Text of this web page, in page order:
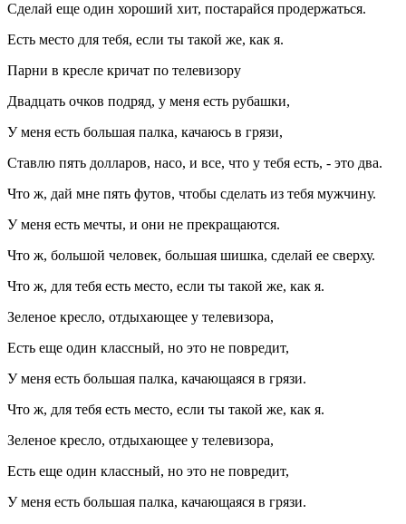
Сделай еще один хороший хит, постарайся продержаться.
Есть место для тебя, если ты такой же, как я.
Парни в кресле кричат по телевизору
Двадцать очков подряд, у меня есть рубашки,
У меня есть большая палка, качаюсь в грязи,
Ставлю пять долларов, насо, и все, что у тебя есть, - это два.
Что ж, дай мне пять футов, чтобы сделать из тебя мужчину.
У меня есть мечты, и они не прекращаются.
Что ж, большой человек, большая шишка, сделай ее сверху.
Что ж, для тебя есть место, если ты такой же, как я.
Зеленое кресло, отдыхающее у телевизора,
Есть еще один классный, но это не повредит,
У меня есть большая палка, качающаяся в грязи.
Что ж, для тебя есть место, если ты такой же, как я.
Зеленое кресло, отдыхающее у телевизора,
Есть еще один классный, но это не повредит,
У меня есть большая палка, качающаяся в грязи.